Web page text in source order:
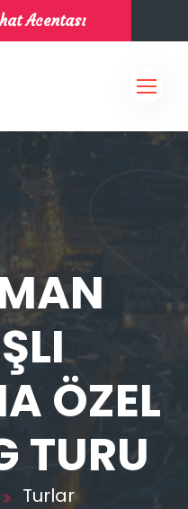
Acentası
ÖZEL
TURU
Turlar